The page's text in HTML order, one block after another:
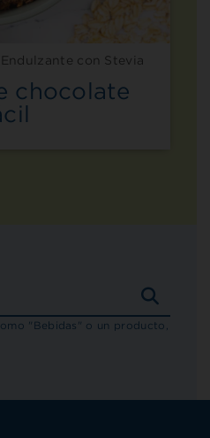
con Stevia
chocolate
"Bebidas" o un producto,